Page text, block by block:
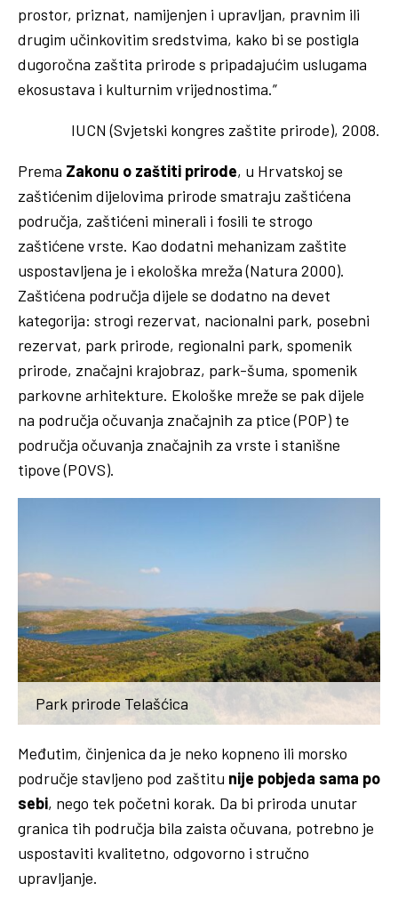
prostor, priznat, namijenjen i upravljan, pravnim ili
drugim učinkovitim sredstvima, kako bi se postigla
dugoročna zaštita prirode s pripadajućim uslugama
ekosustava i kulturnim vrijednostima.”
IUCN (Svjetski kongres zaštite prirode), 2008.
Prema Zakonu o zaštiti prirode, u Hrvatskoj se
zaštićenim dijelovima prirode smatraju zaštićena
područja, zaštićeni minerali i fosili te strogo
zaštićene vrste. Kao dodatni mehanizam zaštite
uspostavljena je i ekološka mreža (Natura 2000).
Zaštićena područja dijele se dodatno na devet
kategorija: strogi rezervat, nacionalni park, posebni
rezervat, park prirode, regionalni park, spomenik
prirode, značajni krajobraz, park-šuma, spomenik
parkovne arhitekture. Ekološke mreže se pak dijele
na područja očuvanja značajnih za ptice (POP) te
područja očuvanja značajnih za vrste i stanišne
tipove (POVS).
Park prirode Telašćica
Međutim, činjenica da je neko kopneno ili morsko
područje stavljeno pod zaštitu nije pobjeda sama po
sebi, nego tek početni korak. Da bi priroda unutar
granica tih područja bila zaista očuvana, potrebno je
uspostaviti kvalitetno, odgovorno i stručno
upravljanje.